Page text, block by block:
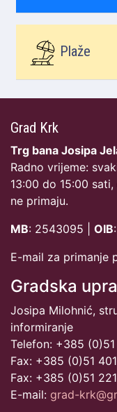
Plaže
Grad Krk
Trg bana Josipa
Radno vrijeme:
13:00 do 15:00
ne primaju.
MB: 2543095 | OIB
E-mail za primanje
Gradska
Josipa Milohnić,
informiranje
Telefon: +385 (0)51
Fax: +385 (0)51 401
Fax: +385 (0)51
E-mail: grad-